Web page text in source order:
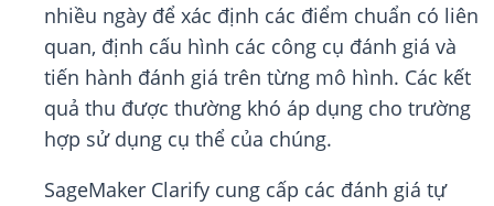
nhiều ngày để xác định các điểm chuẩn có liên
quan, định cấu hình các công cụ đánh giá và
tiến hành đánh giá trên từng mô hình. Các kết
quả thu được thường khó áp dụng cho trường
hợp sử dụng cụ thể của chúng.
SageMaker Clarify cung cấp các đánh giá tự